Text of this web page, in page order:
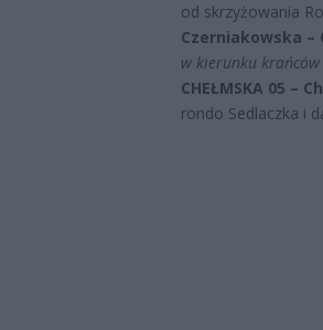
od skrzyżowania
Czerniakowska –
w kierunku
CHEŁMSKA 05 –
rondo Sedlaczka i